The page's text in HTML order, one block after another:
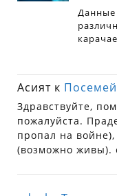
Асият к
Здравствуйте,
пожалуйста.
пропал на
(возможно живы).